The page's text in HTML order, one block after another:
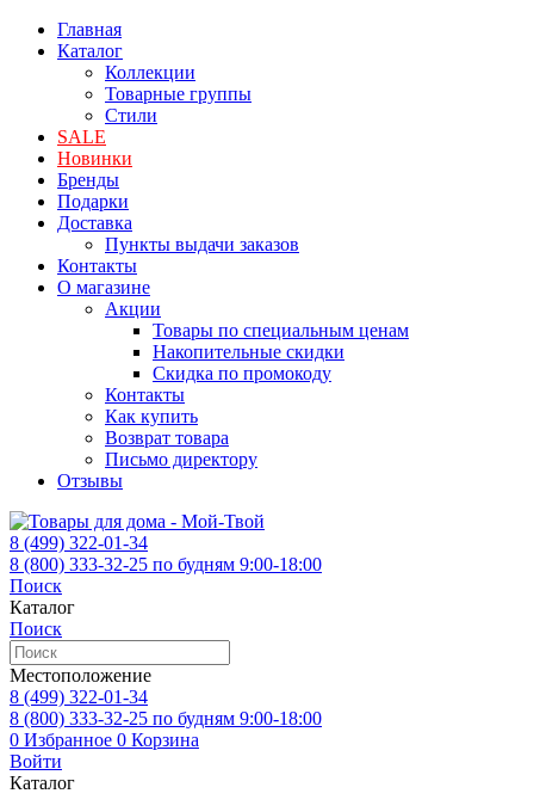
Главная
Каталог
Коллекции
Товарные группы
Стили
SALE
Новинки
Бренды
Подарки
Доставка
Пункты выдачи заказов
Контакты
О магазине
Акции
Товары по специальным ценам
Накопительные скидки
Скидка по промокоду
Контакты
Как купить
Возврат товара
Письмо директору
Отзывы
8 (499) 322-01-34
8 (800) 333-32-25 по будням 9:00-18:00
Поиск
Каталог
Поиск
Местоположение
8 (499) 322-01-34
8 (800) 333-32-25 по будням 9:00-18:00
0 Избранное 0 Корзина
Войти
Каталог